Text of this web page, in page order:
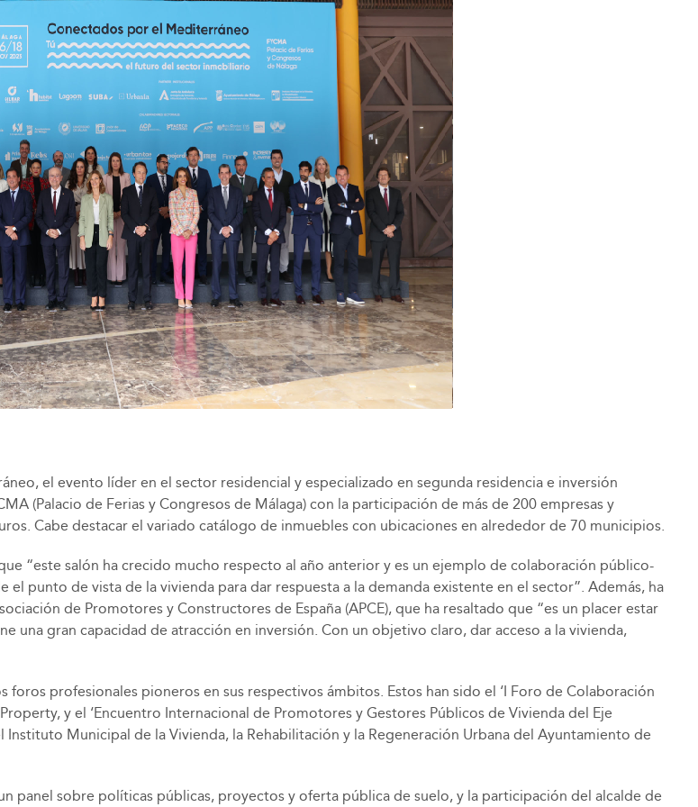
el evento líder en el sector residencial y especializado en segunda residencia e inversión
(Palacio de Ferias y Congresos de Málaga) con la participación de más de 200 empresas y
Cabe destacar el variado catálogo de inmuebles con ubicaciones en alrededor de 70 municipios.
“este salón ha crecido mucho respecto al año anterior y es un ejemplo de colaboración público-
punto de vista de la vivienda para dar respuesta a la demanda existente en el sector”. Además, ha
de Promotores y Constructores de España (APCE), que ha resaltado que “es un placer estar
una gran capacidad de atracción en inversión. Con un objetivo claro, dar acceso a la vivienda,
profesionales pioneros en sus respectivos ámbitos. Estos han sido el ‘I Foro de Colaboración
y el ‘Encuentro Internacional de Promotores y Gestores Públicos de Vivienda del Eje
Municipal de la Vivienda, la Rehabilitación y la Regeneración Urbana del Ayuntamiento de
panel sobre políticas públicas, proyectos y oferta pública de suelo, y la participación del alcalde de